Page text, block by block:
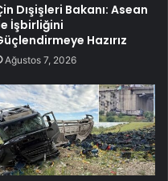
Dışişleri Bakanı: Asean
İşbirliğini
Hazırız
Ağustos 7, 2026